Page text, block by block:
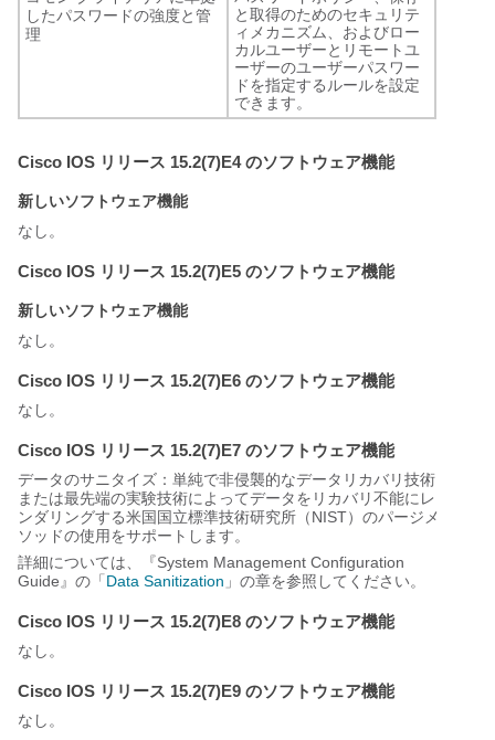
したパスワードの強度と管
理
と取得のためのセキュリテ
ィメカニズム、およびロー
カルユーザーとリモートユ
ーザーのユーザーパスワー
ドを指定するルールを設定
できます。
Cisco IOS リリース 15.2(7)E4 のソフトウェア機能
新しいソフトウェア機能
なし。
Cisco IOS リリース 15.2(7)E5 のソフトウェア機能
新しいソフトウェア機能
なし。
Cisco IOS リリース 15.2(7)E6 のソフトウェア機能
なし。
Cisco IOS リリース 15.2(7)E7 のソフトウェア機能
データのサニタイズ：単純で非侵襲的なデータリカバリ技術
または最先端の実験技術によってデータをリカバリ不能にレ
ンダリングする米国国立標準技術研究所（NIST）のパージメ
ソッドの使用をサポートします。
詳細については、『System Management Configuration
Guide』 の「Data Sanitization 」の章を参照してください。
Cisco IOS リリース 15.2(7)E8 のソフトウェア機能
なし。
Cisco IOS リリース 15.2(7)E9 のソフトウェア機能
なし。